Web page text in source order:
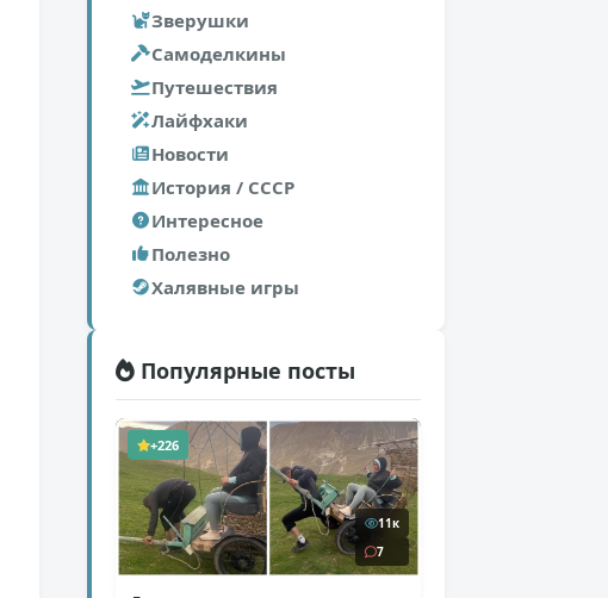
Зверушки
Самоделкины
Путешествия
Лайфхаки
Новости
История / СССР
Интересное
Полезно
Халявные игры
Популярные посты
+226
11к
7